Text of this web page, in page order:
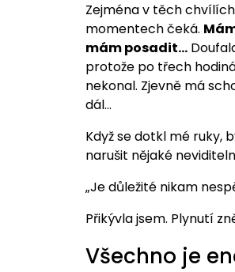
Zejména v těch
momentech čeká.
mám posadit…
protože po třech
nekonal. Zjevně má
dál…
Když se dotkl mé ruky,
narušit nějaké
„Je důležité nikam
Přikývla jsem. Plynutí
Všechno je